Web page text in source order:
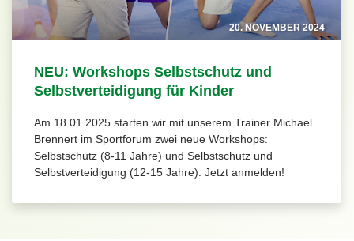
20. NOVEMBER 2024
NEU: Workshops Selbstschutz und
Selbstverteidigung für Kinder
Am 18.01.2025 starten wir mit unserem Trainer Michael
Brennert im Sportforum zwei neue Workshops:
Selbstschutz (8-11 Jahre) und Selbstschutz und
Selbstverteidigung (12-15 Jahre). Jetzt anmelden!